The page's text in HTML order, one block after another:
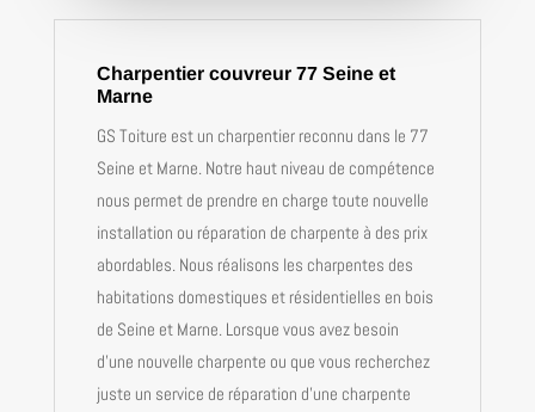
Charpentier couvreur 77 Seine et
Marne
GS Toiture est un charpentier reconnu dans le 77
Seine et Marne. Notre haut niveau de compétence
nous permet de prendre en charge toute nouvelle
installation ou réparation de charpente à des prix
abordables. Nous réalisons les charpentes des
habitations domestiques et résidentielles en bois
de Seine et Marne. Lorsque vous avez besoin
d’une nouvelle charpente ou que vous recherchez
juste un service de réparation d’une charpente